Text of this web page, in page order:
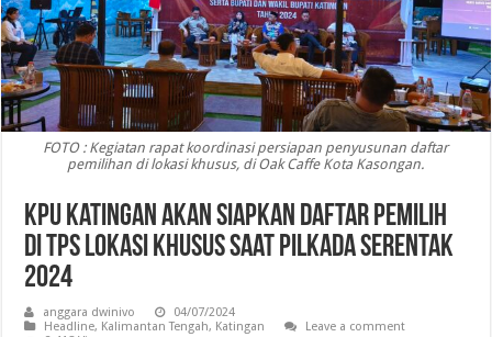
FOTO : Kegiatan rapat koordinasi persiapan penyusunan daftar
pemilihan di lokasi khusus, di Oak Caffe Kota Kasongan.
KPU Katingan Akan Siapkan Daftar Pemilih
Di TPS Lokasi Khusus Saat Pilkada Serentak
2024
anggara dwinivo
04/07/2024
Headline, Kalimantan Tengah, Katingan
Leave a comment